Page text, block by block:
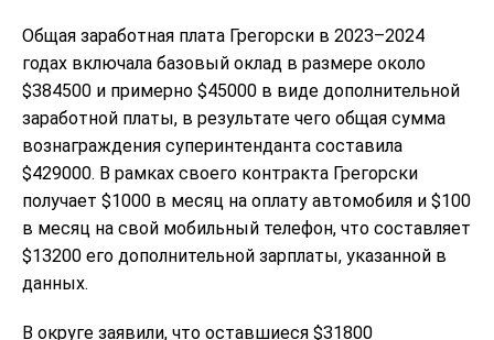
Общая заработная плата Грегорски в 2023–2024
годах включала базовый оклад в размере около
$384500 и примерно $45000 в виде дополнительной
заработной платы, в результате чего общая сумма
вознаграждения суперинтенданта составила
$429000. В рамках своего контракта Грегорски
получает $1000 в месяц на оплату автомобиля и $100
в месяц на свой мобильный телефон, что составляет
$13200 его дополнительной зарплаты, указанной в
данных.
В округе заявили, что оставшиеся $31800